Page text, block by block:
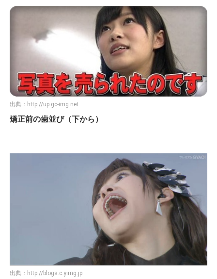
出典： http://up.gc-img.net
矯正前の歯並び（下から）
出典： http://blogs.c.yimg.jp